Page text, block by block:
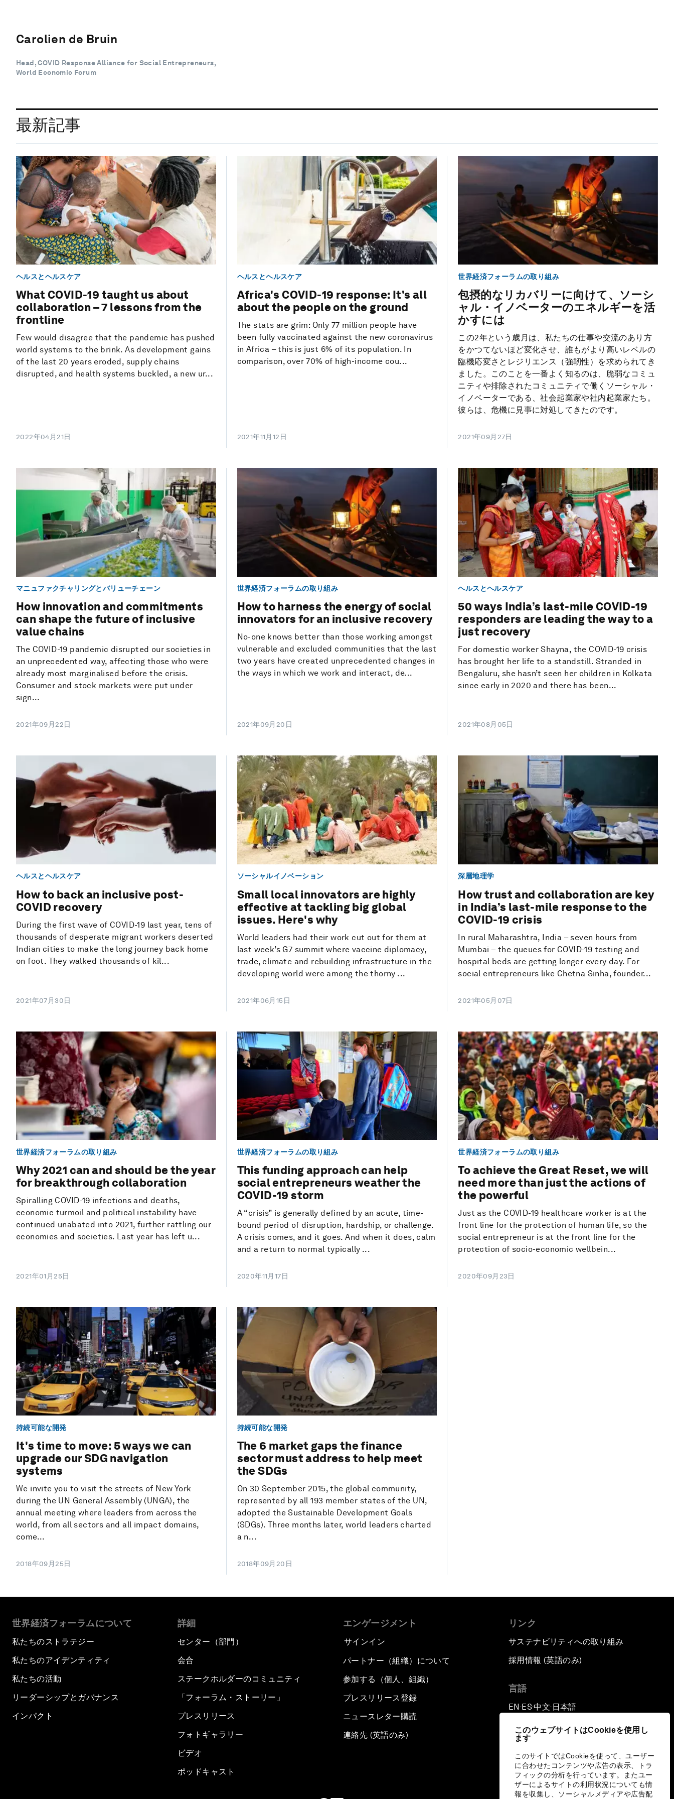
このウェブサイトはCookieを使用し
ます
このサイトではCookieを使って、ユーザー
に合わせたコンテンツや広告の表示、トラ
フィックの分析を行っています。またユー
ザーによるサイトの利用状況についても情
報を収集し、ソーシャルメディアや広告配
Carolien de Bruin
Head, COVID Response Alliance for Social Entrepreneurs,
World Economic Forum
最新記事
ヘルスとヘルスケア
What COVID-19 taught us about
collaboration – 7 lessons from the
frontline
Few would disagree that the pandemic has pushed
world systems to the brink. As development gains
of the last 20 years eroded, supply chains
disrupted, and health systems buckled, a new ur...
2022年04月21日
ヘルスとヘルスケア
Africa's COVID-19 response: It’s all
about the people on the ground
The stats are grim: Only 77 million people have
been fully vaccinated against the new coronavirus
in Africa – this is just 6% of its population. In
comparison, over 70% of high-income cou...
2021年11月12日
世界経済フォーラムの取り組み
包摂的なリカバリーに向けて、ソーシ
ャル・イノベーターのエネルギーを活
かすには
この2年という歳月は、私たちの仕事や交流のあり方
をかつてないほど変化させ、誰もがより高いレベルの
臨機応変さとレジリエンス（強靭性）を求められてき
ました。このことを一番よく知るのは、脆弱なコミュ
ニティや排除されたコミュニティで働くソーシャル・
イノベーターである、社会起業家や社内起業家たち。
彼らは、危機に見事に対処してきたのです。
2021年09月27日
マニュファクチャリングとバリューチェーン
How innovation and commitments
can shape the future of inclusive
value chains
The COVID-19 pandemic disrupted our societies in
an unprecedented way, affecting those who were
already most marginalised before the crisis.
Consumer and stock markets were put under
sign...
2021年09月22日
世界経済フォーラムの取り組み
How to harness the energy of social
innovators for an inclusive recovery
No-one knows better than those working amongst
vulnerable and excluded communities that the last
two years have created unprecedented changes in
the ways in which we work and interact, de...
2021年09月20日
ヘルスとヘルスケア
50 ways India’s last-mile COVID-19
responders are leading the way to a
just recovery
For domestic worker Shayna, the COVID-19 crisis
has brought her life to a standstill. Stranded in
Bengaluru, she hasn’t seen her children in Kolkata
since early in 2020 and there has been...
2021年08月05日
ヘルスとヘルスケア
How to back an inclusive post-
COVID recovery
During the first wave of COVID-19 last year, tens of
thousands of desperate migrant workers deserted
Indian cities to make the long journey back home
on foot. They walked thousands of kil...
2021年07月30日
ソーシャルイノベーション
Small local innovators are highly
effective at tackling big global
issues. Here's why
World leaders had their work cut out for them at
last week’s G7 summit where vaccine diplomacy,
trade, climate and rebuilding infrastructure in the
developing world were among the thorny ...
2021年06月15日
深層地理学
How trust and collaboration are key
in India’s last-mile response to the
COVID-19 crisis
In rural Maharashtra, India – seven hours from
Mumbai – the queues for COVID-19 testing and
hospital beds are getting longer every day. For
social entrepreneurs like Chetna Sinha, founder...
2021年05月07日
世界経済フォーラムの取り組み
Why 2021 can and should be the year
for breakthrough collaboration
Spiralling COVID-19 infections and deaths,
economic turmoil and political instability have
continued unabated into 2021, further rattling our
economies and societies. Last year has left u...
2021年01月25日
世界経済フォーラムの取り組み
This funding approach can help
social entrepreneurs weather the
COVID-19 storm
A “crisis” is generally defined by an acute, time-
bound period of disruption, hardship, or challenge.
A crisis comes, and it goes. And when it does, calm
and a return to normal typically ...
2020年11月17日
世界経済フォーラムの取り組み
To achieve the Great Reset, we will
need more than just the actions of
the powerful
Just as the COVID-19 healthcare worker is at the
front line for the protection of human life, so the
social entrepreneur is at the front line for the
protection of socio-economic wellbein...
2020年09月23日
持続可能な開発
It's time to move: 5 ways we can
upgrade our SDG navigation
systems
We invite you to visit the streets of New York
during the UN General Assembly (UNGA), the
annual meeting where leaders from across the
world, from all sectors and all impact domains,
come...
2018年09月25日
持続可能な開発
The 6 market gaps the finance
sector must address to help meet
the SDGs
On 30 September 2015, the global community,
represented by all 193 member states of the UN,
adopted the Sustainable Development Goals
(SDGs). Three months later, world leaders charted
a n...
2018年09月20日
世界経済フォーラムについて
私たちのストラテジー
私たちのアイデンティティ
私たちの活動
リーダーシップとガバナンス
インパクト
詳細
センター（部門）
会合
ステークホルダーのコミュニティ
「フォーラム・ストーリー」
プレスリリース
フォトギャラリー
ビデオ
ポッドキャスト
エンゲージメント
サインイン
パートナー（組織）について
参加する（個人、組織）
プレスリリース登録
ニュースレター購読
連絡先 (英語のみ)
リンク
サステナビリティへの取り組み
採用情報 (英語のみ)
言語
EN ▪ES▪中文▪ 日本語